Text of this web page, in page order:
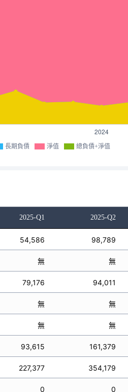
長期負債 淨值 總負債+淨值
2025-Q1 2025-Q2
54,586 98,789
無 無
79,176 94,011
無 無
無 無
93,615 161,379
227,377 354,179
0 0